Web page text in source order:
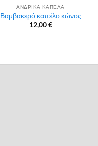
ΑΝΔΡΙΚΑ ΚΑΠΕΛΑ
Βαμβακερό καπέλο κώνος
12,00€